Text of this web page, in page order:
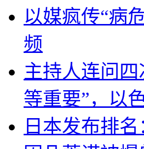
以媒疯传“病
频
主持人连问
等重要”，以
日本发布排